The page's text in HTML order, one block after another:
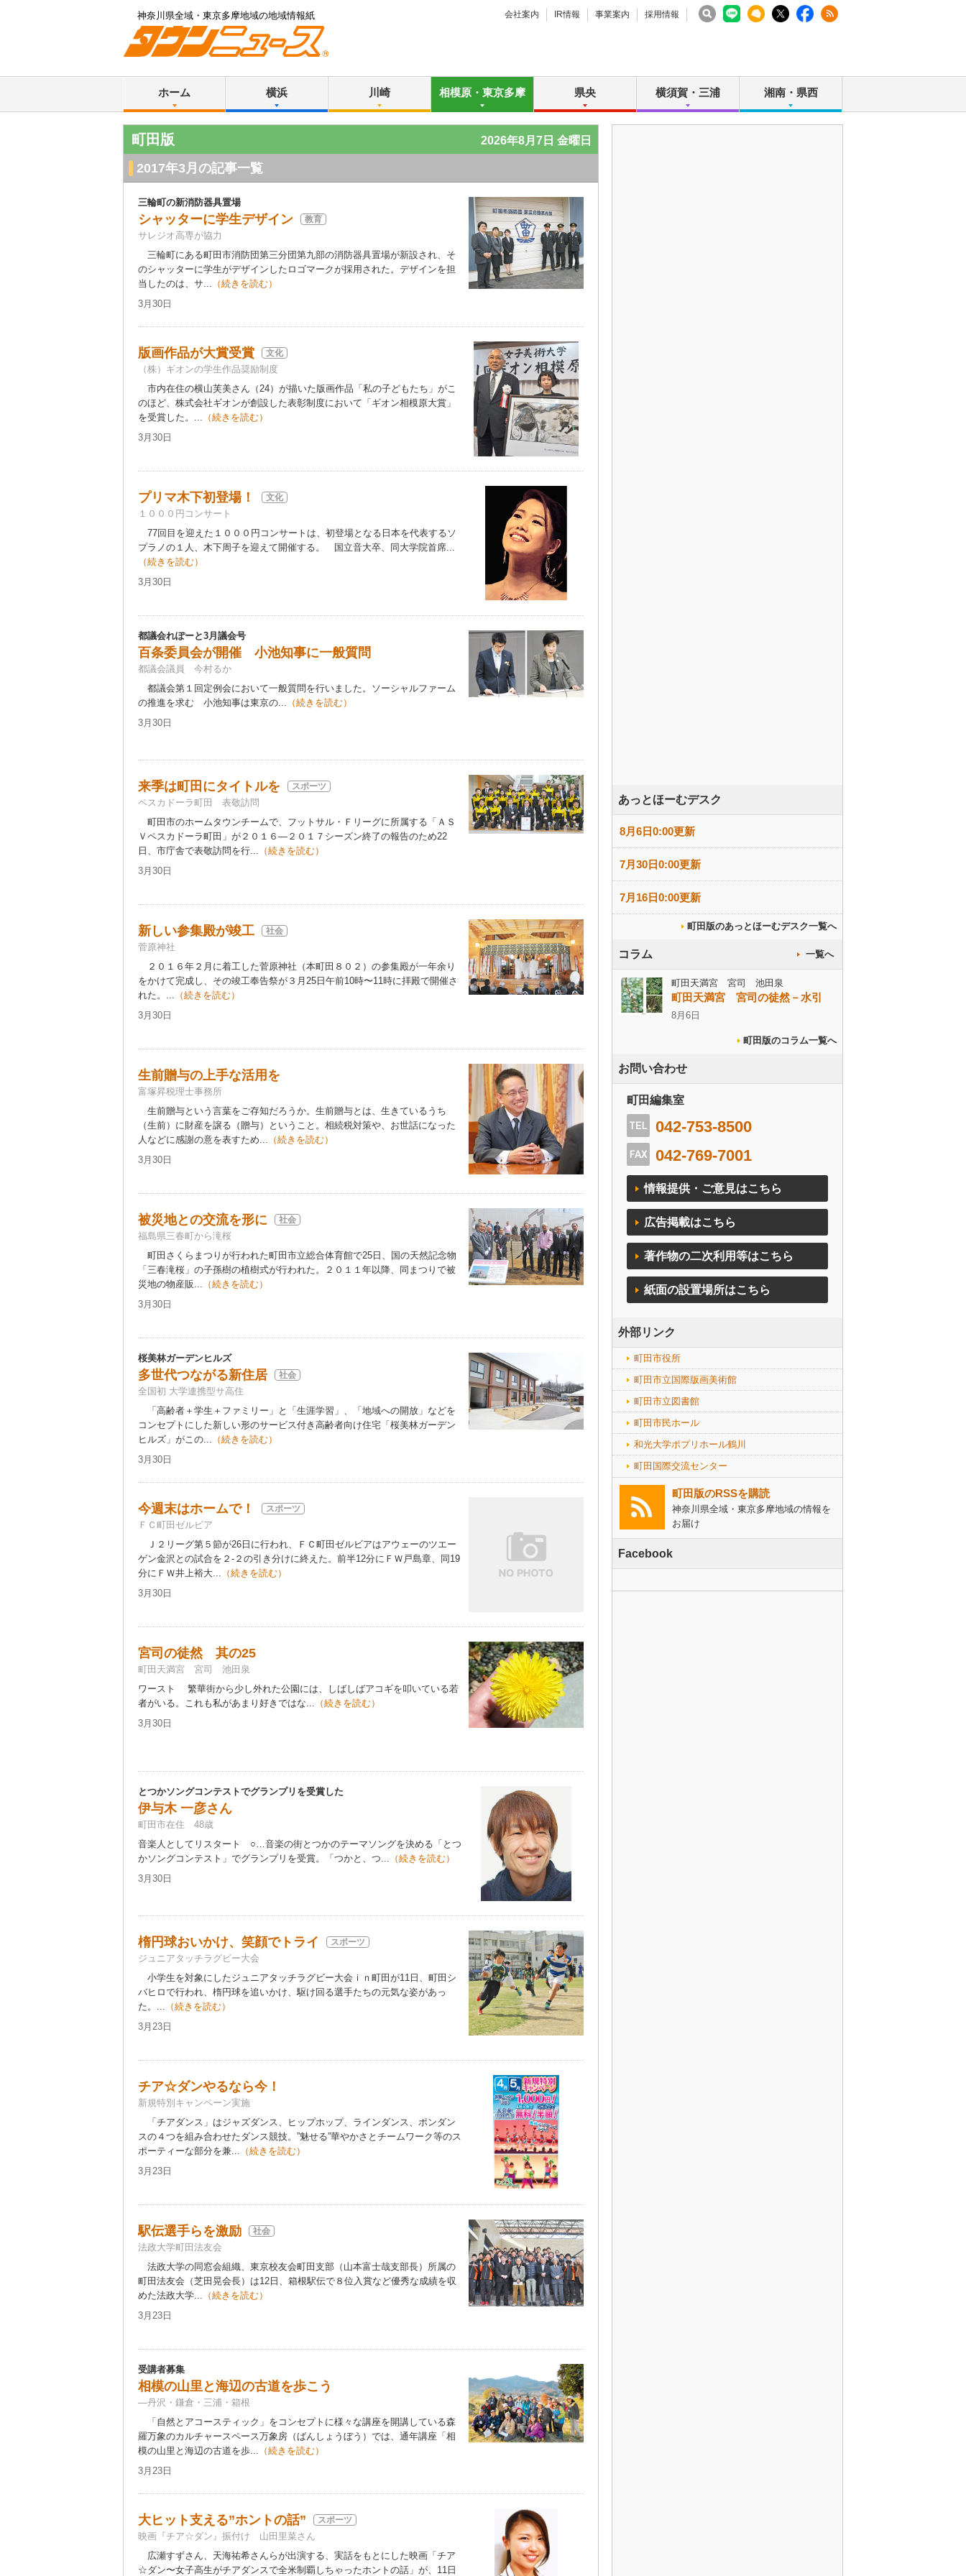
神奈川県全域・東京多摩地域の地域情報紙 会社案内 IR情報 事業案内 採用情報
ホーム 横浜 川崎 相模原・東京多摩 県央 横須賀・三浦 湘南・県西
町田版 2026年8月7日 金曜日
2017年3月の記事一覧
三輪町の新消防器具置場
シャッターに学生デザイン 教育
サレジオ高専が協力
三輪町にある町田市消防団第三分団第九部の消防器具置場が新設され、そ
のシャッターに学生がデザインしたロゴマークが採用された。デザインを担
当したのは、サ... （続きを読む）
3月30日
版画作品が大賞受賞 文化
（株）ギオンの学生作品奨励制度
市内在住の横山芙美さん（24）が描いた版画作品「私の子どもたち」がこ
のほど、株式会社ギオンが創設した表彰制度において「ギオン相模原大賞」
を受賞した。... （続きを読む）
3月30日
プリマ木下初登場！ 文化
１０００円コンサート
77回目を迎えた１０００円コンサートは、初登場となる日本を代表するソ
プラノの１人、木下周子を迎えて開催する。 国立音大卒、同大学院首席...
（続きを読む）
3月30日
都議会れぽーと3月議会号
百条委員会が開催 小池知事に一般質問
都議会議員 今村るか
都議会第１回定例会において一般質問を行いました。ソーシャルファーム
の推進を求む 小池知事は東京の... （続きを読む）
3月30日
来季は町田にタイトルを スポーツ
ペスカドーラ町田 表敬訪問
町田市のホームタウンチームで、フットサル・Ｆリーグに所属する「ＡＳ
Ｖペスカドーラ町田」が２０１６―２０１７シーズン終了の報告のため22
日、市庁舎で表敬訪問を行... （続きを読む）
3月30日
新しい参集殿が竣工 社会
菅原神社
２０１６年２月に着工した菅原神社（本町田８０２）の参集殿が一年余り
をかけて完成し、その竣工奉告祭が３月25日午前10時〜11時に拝殿で開催さ
れた。... （続きを読む）
3月30日
生前贈与の上手な活用を
富塚昇税理士事務所
生前贈与という言葉をご存知だろうか。生前贈与とは、生きているうち
（生前）に財産を譲る（贈与）ということ。相続税対策や、お世話になった
人などに感謝の意を表すため... （続きを読む）
3月30日
被災地との交流を形に 社会
福島県三春町から滝桜
町田さくらまつりが行われた町田市立総合体育館で25日、国の天然記念物
「三春滝桜」の子孫樹の植樹式が行われた。２０１１年以降、同まつりで被
災地の物産販... （続きを読む）
3月30日
桜美林ガーデンヒルズ
多世代つながる新住居 社会
全国初 大学連携型サ高住
「高齢者＋学生＋ファミリー」と「生涯学習」、「地域への開放」などを
コンセプトにした新しい形のサービス付き高齢者向け住宅「桜美林ガーデン
ヒルズ」がこの... （続きを読む）
3月30日
今週末はホームで！ スポーツ
ＦＣ町田ゼルビア
Ｊ２リーグ第５節が26日に行われ、ＦＣ町田ゼルビアはアウェーのツエー
ゲン金沢との試合を２-２の引き分けに終えた。前半12分にＦＷ戸島章、同19
分にＦＷ井上裕大... （続きを読む）
3月30日
宮司の徒然 其の25
町田天満宮 宮司 池田泉
ワースト 繁華街から少し外れた公園には、しばしばアコギを叩いている若
者がいる。これも私があまり好きではな... （続きを読む）
3月30日
とつかソングコンテストでグランプリを受賞した
伊与木 一彦さん
町田市在住 48歳
音楽人としてリスタート ○…音楽の街とつかのテーマソングを決める「とつ
かソングコンテスト」でグランプリを受賞。「つかと、つ... （続きを読む）
3月30日
楕円球おいかけ、笑顔でトライ スポーツ
ジュニアタッチラグビー大会
小学生を対象にしたジュニアタッチラグビー大会ｉｎ町田が11日、町田シ
バヒロで行われ、楕円球を追いかけ、駆け回る選手たちの元気な姿があっ
た。... （続きを読む）
3月23日
チア☆ダンやるなら今！
新規特別キャンペーン実施
「チアダンス」はジャズダンス、ヒップホップ、ラインダンス、ポンダン
スの４つを組み合わせたダンス競技。”魅せる”華やかさとチームワーク等のス
ポーティーな部分を兼... （続きを読む）
3月23日
駅伝選手らを激励 社会
法政大学町田法友会
法政大学の同窓会組織、東京校友会町田支部（山本富士哉支部長）所属の
町田法友会（芝田晃会長）は12日、箱根駅伝で８位入賞など優秀な成績を収
めた法政大学... （続きを読む）
3月23日
受講者募集
相模の山里と海辺の古道を歩こう
―丹沢・鎌倉・三浦・箱根
「自然とアコースティック」をコンセプトに様々な講座を開講している森
羅万象のカルチャースペース万象房（ばんしょうぼう）では、通年講座「相
模の山里と海辺の古道を歩... （続きを読む）
3月23日
大ヒット支える”ホントの話” スポーツ
映画『チア☆ダン』振付け 山田里菜さん
広瀬すずさん、天海祐希さんらが出演する、実話をもとにした映画「チア
☆ダン〜女子高生がチアダンスで全米制覇しちゃったホントの話」が、11日
あっとほーむデスク
8月6日0:00更新
7月30日0:00更新
7月16日0:00更新
町田版のあっとほーむデスク一覧へ
コラム 一覧へ
町田天満宮 宮司 池田泉
町田天満宮 宮司の徒然－水引
8月6日
町田版のコラム一覧へ
お問い合わせ
町田編集室
042-753-8500
042-769-7001
情報提供・ご意見はこちら
広告掲載はこちら
著作物の二次利用等はこちら
紙面の設置場所はこちら
外部リンク
町田市役所
町田市立国際版画美術館
町田市立図書館
町田市民ホール
和光大学ポプリホール鶴川
町田国際交流センター
町田版のRSSを購読
神奈川県全域・東京多摩地域の情報を
お届け
Facebook